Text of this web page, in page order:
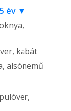
év
kabát
alsónemű